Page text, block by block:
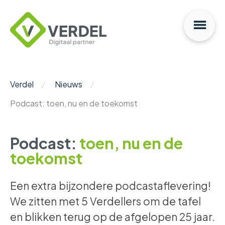
Verdel
Nieuws
Podcast: toen, nu en de toekomst
Podcast: toen, nu en de
toekomst
Een extra bijzondere podcastaflevering!
We zitten met 5 Verdellers om de tafel
en blikken terug op de afgelopen 25 jaar.